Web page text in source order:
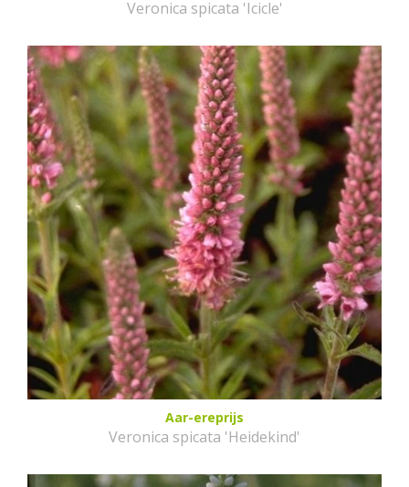
Veronica spicata 'Icicle'
Aar-ereprijs
Veronica spicata 'Heidekind'